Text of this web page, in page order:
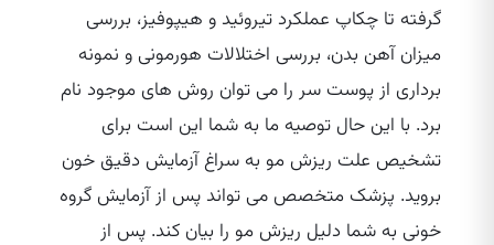
گرفته تا چکاپ عملکرد تیروئید و هیپوفیز، بررسی
میزان آهن بدن، بررسی اختلالات هورمونی و نمونه
برداری از پوست سر را می‌ توان روش‌ های موجود نام
برد. با این حال توصیه ما به شما این است برای
تشخیص علت ریزش مو به سراغ آزمایش دقیق خون
بروید. پزشک متخصص می‌ تواند پس از آزمایش گروه
خونی به شما دلیل ریزش مو را بیان کند. پس از